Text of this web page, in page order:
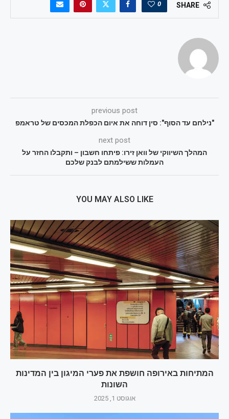
SHARE
0
previous post
"נילחם עד הסוף": סין דוחה את איום הכפלת המכסים של טראמפ
next post
המהלך השיווקי של וואן זירו: פיתחו חשבון – ותקבלו החזר על
העמלות ששילמתם לבנק שלכם
YOU MAY ALSO LIKE
המתיחות באירופה חושפת את פערי המיגון בין המדינות
השונות
אוגוסט 1, 2025